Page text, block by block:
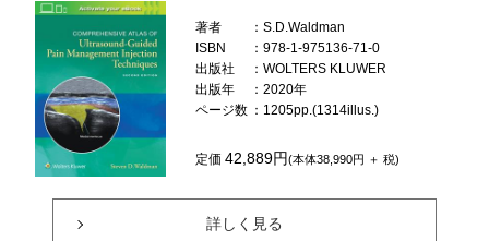
著者
：S.D.Waldman
ISBN
：978-1-975136-71-0
出版社
：WOLTERS KLUWER
出版年
：2020年
ページ数 ：1205pp.(1314illus.)
定価42,889円(本体38,990円 ＋ 税)
詳しく見る